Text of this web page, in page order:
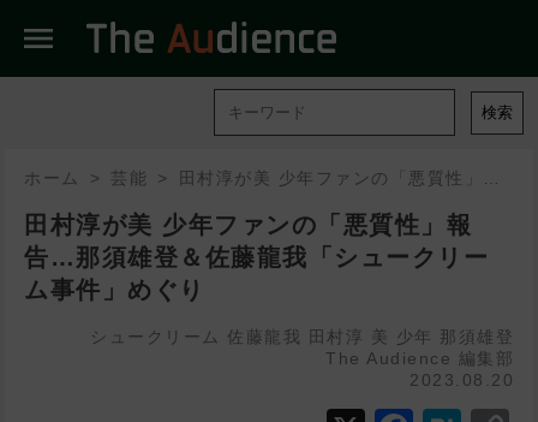
menu
検索
ホーム 芸能
田村淳が美 少年ファンの「悪質性」報
告…那須雄登＆佐藤龍我「シュークリー
ム事件」めぐり
シュークリーム 佐藤龍我 田村淳 美 少年 那須雄登
The Audience 編集部
2023.08.20